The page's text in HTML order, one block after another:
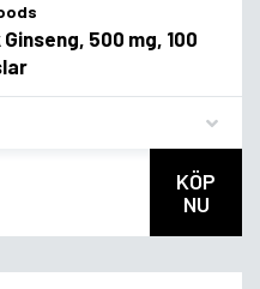
500 mg, 100
KÖP
NU